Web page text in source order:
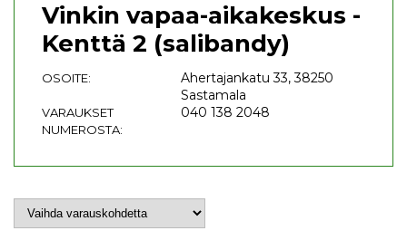
Vinkin vapaa-aikakeskus -
Kenttä 2 (salibandy)
OSOITE:
Ahertajankatu 33, 38250
Sastamala
VARAUKSET
NUMEROSTA:
040 138 2048